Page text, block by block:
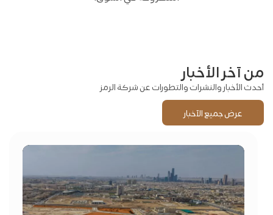
من آخر الأخبار
أحدث الأخبار والنشرات والتطورات عن شركة الرمز
عرض جميع الآخبار